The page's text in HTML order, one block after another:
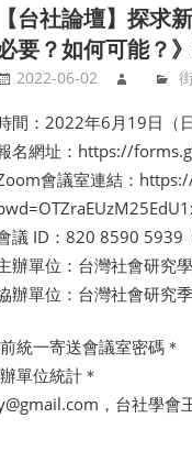
【台社論壇】探求
要？如何可能？
2022-06-02
間：2022年6月19日（
名網址：https://
會議室連結：
議 ID：820 8590 5939
辦單位：台灣社會研究
辦單位：台灣社會研究
統一寄送會議室密碼＊
單位統計＊
，台社學會